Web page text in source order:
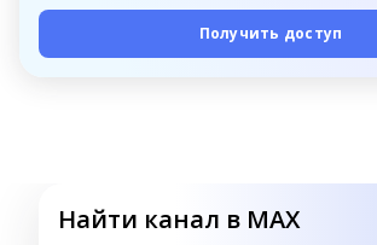
Получить доступ
Найти канал в MAX